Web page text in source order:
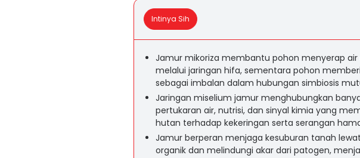
Intinya Sih
Jamur mikoriza membantu pohon menyerap
melalui jaringan hifa, sementara pohon
sebagai imbalan dalam hubungan simbiosis
Jaringan miselium jamur menghubungkan
pertukaran air, nutrisi, dan sinyal kimia yang
hutan terhadap kekeringan serta serangan
Jamur berperan menjaga kesuburan tanah
organik dan melindungi akar dari patogen,